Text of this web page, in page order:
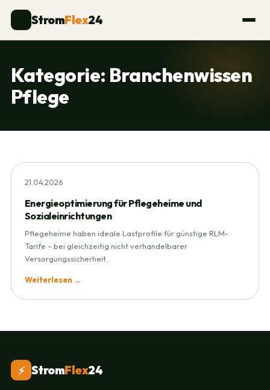
StromFlex24
Kategorie: Branchenwissen
Pflege
21.04.2026
Energieoptimierung für Pflegeheime und
Sozialeinrichtungen
Pflegeheime haben ideale Lastprofile für günstige RLM-
Tarife – bei gleichzeitig nicht verhandelbarer
Versorgungssicherheit.
Weiterlesen →
⚡ StromFlex24